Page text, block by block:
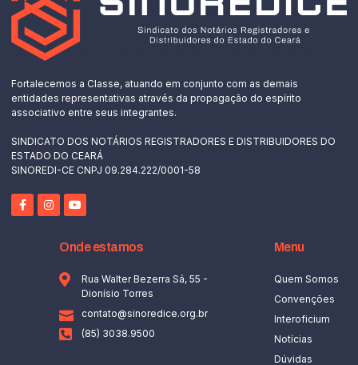
Fortalecemos a Classe, atuando em conjunto com as demais
entidades representativas através da propagação do espírito
associativo entre seus integrantes.
SINDICATO DOS NOTÁRIOS REGISTRADORES E DISTRIBUIDORES DO
ESTADO DO CEARÁ
SINOREDI-CE CNPJ 09.284.222/0001-58
Onde estamos
Rua Walter Bezerra Sá, 55 -
Dionísio Torres
contato@sinoredice.org.br
(85) 3038.9500
Menu
Quem Somos
Convenções
Interoficium
Notícias
Dúvidas